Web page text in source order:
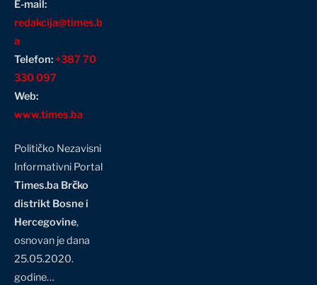
E-mail:
redakcija@times.b
a
Telefon:+387 70
330 097
Web:
www.times.ba
Političko Nezavisni
Informativni Portal
Times.ba Brčko
distrikt Bosne i
Hercegovine,
osnovan je dana
25.05.2020.
godine…